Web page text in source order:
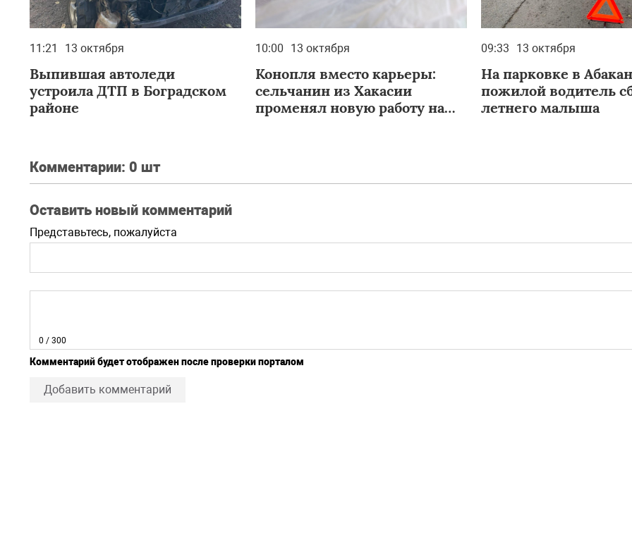
11:21 13 октября
Выпившая автоледи
устроила ДТП в Боградском
районе
10:00 13 октября
Конопля вместо карьеры:
сельчанин из Хакасии
променял новую работу на
09:33 13 октября
На парковке в
пожилой водитель
летнего малыша
Комментарии: 0 шт
Оставить новый комментарий
Представьтесь, пожалуйста
0 / 300
Комментарий будет отображен после проверки порталом
Добавить комментарий